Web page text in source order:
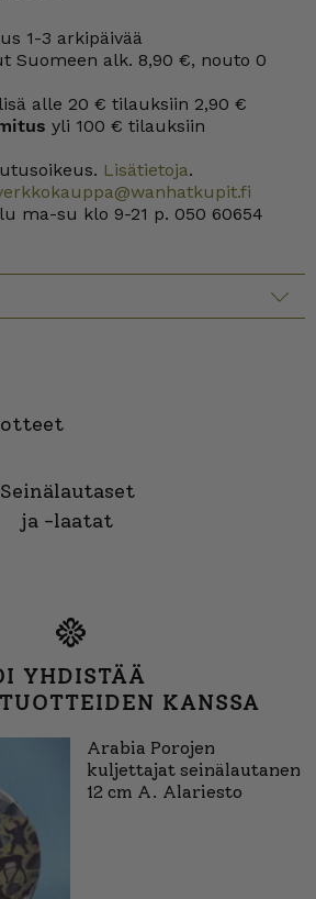
1-3 arkipäivää
Suomeen alk. 8,90 €, nouto 0
alle 20 € tilauksiin 2,90 €
yli 100 € tilauksiin
Lisätietoja.
ma-su klo 9-21 p. 050 60654
Seinälautaset
ja -laatat
YHDISTÄÄ
KANSSA
Arabia Porojen
kuljettajat seinälautanen
12 cm A. Alariesto